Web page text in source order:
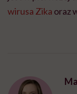
wirusa Zika oraz